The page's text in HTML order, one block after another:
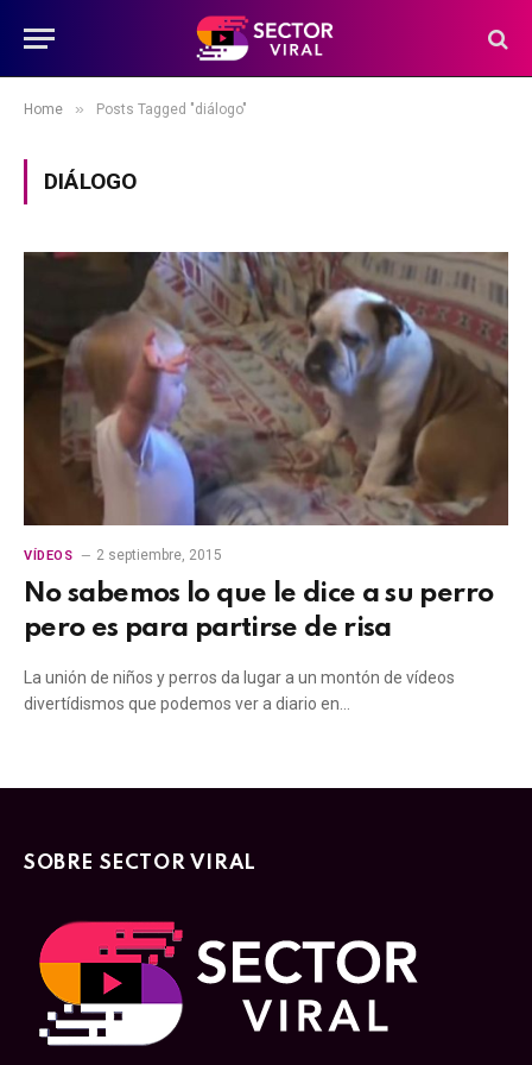
Home » Posts Tagged "diálogo"
DIÁLOGO
VÍDEOS 2 septiembre, 2015
No sabemos lo que le dice a su perro
pero es para partirse de risa
La unión de niños y perros da lugar a un montón de vídeos
divertídismos que podemos ver a diario en…
SOBRE SECTOR VIRAL